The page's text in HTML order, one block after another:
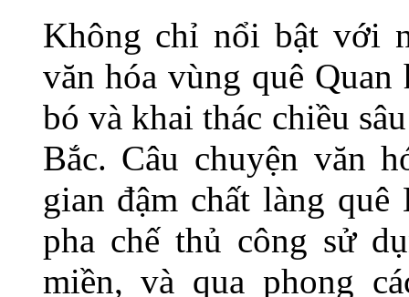
Không chỉ nổi bật với
văn hóa vùng quê
bó và khai thác chiều
Bắc. Câu chuyện văn
gian đậm chất làng
pha chế thủ công sử
miền, và qua phong